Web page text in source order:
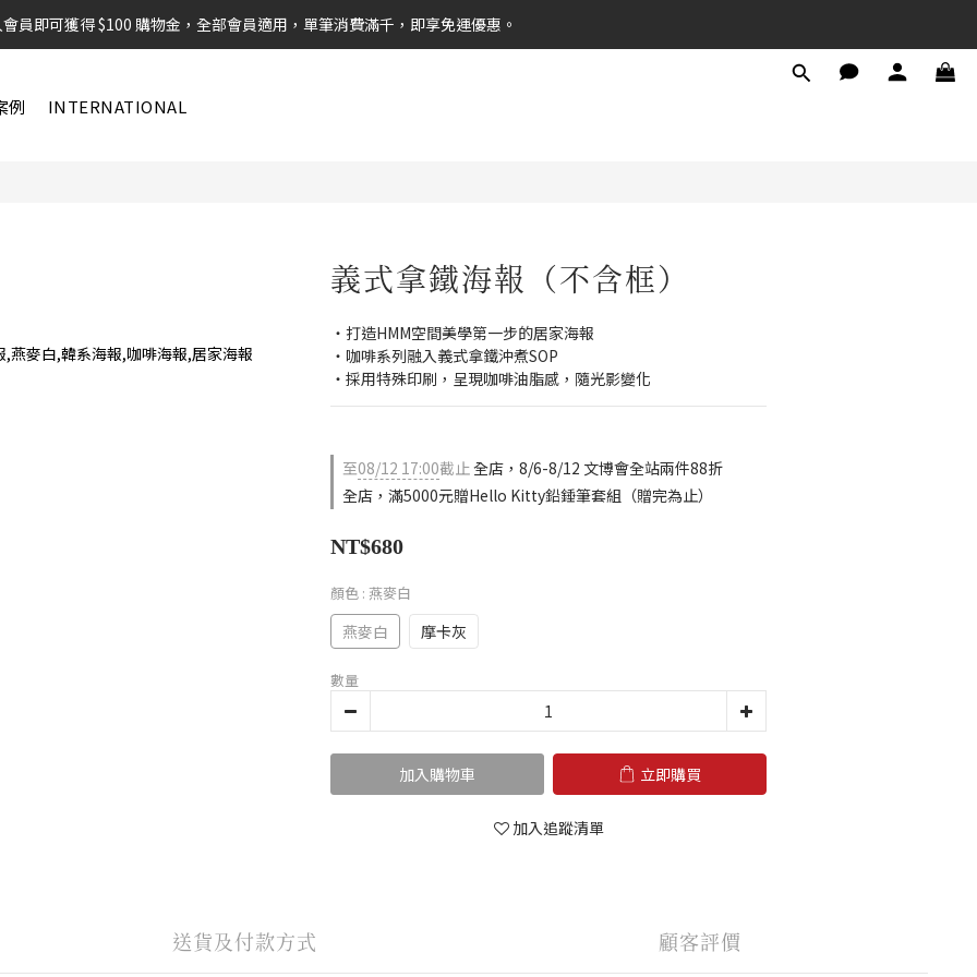
員即可獲得 $100 購物金，全部會員適用，單筆消費滿千，即享免運優惠。
例 INTERNATIONAL
義式拿鐵海報（不含框）
・打造HMM空間美學第一步的居家海報
・咖啡系列融入義式拿鐵沖煮SOP
・採用特殊印刷，呈現咖啡油脂感，隨光影變化
至08/12 17:00截止全店，8/6-8/12 文博會全站兩件88折
全店，滿5000元贈Hello Kitty鉛錘筆套組（贈完為止）
NT$680
顏色 : 燕麥白
燕麥白 摩卡灰
數量
加入購物車 立即購買
加入追蹤清單
送貨及付款方式 顧客評價
立即購買